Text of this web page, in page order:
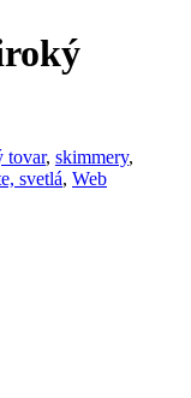
tovar, skimmery,
svetlá, Web